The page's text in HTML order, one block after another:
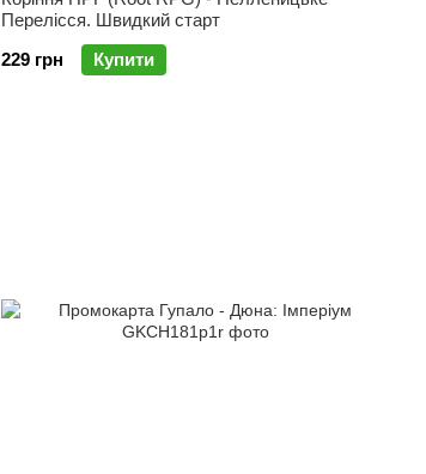
Перелісся. Швидкий старт
229 грн
Купити